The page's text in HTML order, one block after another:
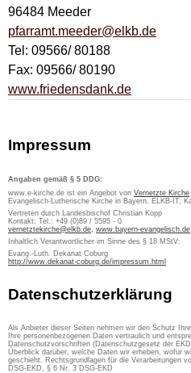
96484 Meeder
pfarramt.meeder@elkb.de
Tel: 09566/ 80188
Fax: 09566/ 80190
www.friedensdank.de
Impressum
Angaben gemäß § 5 DDG:
www.e-kirche.de ist ein Angebot von Vernetzte Kirche
Evangelisch-Lutherische Kirche in Bayern, ELKB-IT,
Vertreten durch Landesbischof Christian Kopp
Kontakt: Tel.: +49 (0)89 / 5595 - 0
vernetztekirche@elkb.de, www.bayern-evangelisch.de
Inhaltlich Verantwortlicher im Sinne des § 18 MStV:
Evang.-Luth. Dekanat Coburg
http://www.dekanat-coburg.de/impressum.html
Datenschutzerklärung
Als Anbieter dieser Seiten nehmen wir den Schutz
Ihre personenbezogenen Daten vertraulich und
Datenschutzvorschriften (Datenschutzgesetz der
Überblick darüber, welche Daten wir erheben, wofür
geschieht. Rechtsgrundlagen für die Verarbeitungen
DSG-EKD, § 6 Nr. 3 DSG-EKD